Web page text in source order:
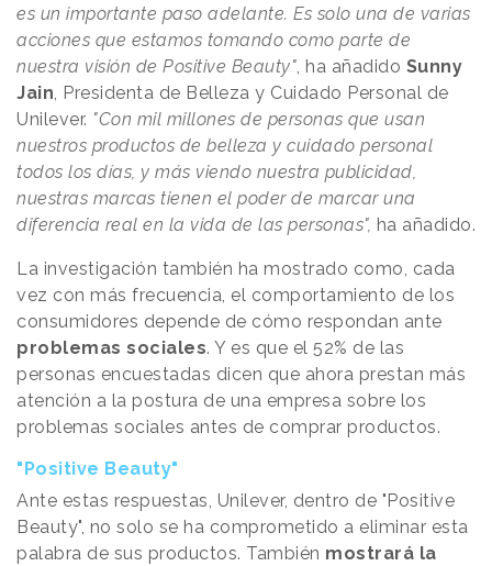
es un importante paso adelante. Es solo una de varias
acciones que estamos tomando como parte de
nuestra visión de Positive Beauty", ha añadido Sunny
Jain, Presidenta de Belleza y Cuidado Personal de
Unilever. "Con mil millones de personas que usan
nuestros productos de belleza y cuidado personal
todos los días, y más viendo nuestra publicidad,
nuestras marcas tienen el poder de marcar una
diferencia real en la vida de las personas", ha añadido.
La investigación también ha mostrado como, cada
vez con más frecuencia, el comportamiento de los
consumidores depende de cómo respondan ante
problemas sociales. Y es que el 52% de las
personas encuestadas dicen que ahora prestan más
atención a la postura de una empresa sobre los
problemas sociales antes de comprar productos.
"Positive Beauty"
Ante estas respuestas, Unilever, dentro de "Positive
Beauty", no solo se ha comprometido a eliminar esta
palabra de sus productos. También mostrará la